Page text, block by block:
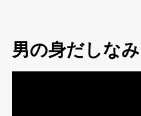
男の身だしな